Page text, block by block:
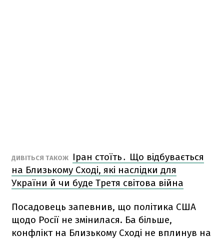
ДИВІТЬСЯ ТАКОЖ
Іран стоїть․ Що відбувається
на Близькому Сході, які наслідки для
України й чи буде Третя світова війна
Посадовець запевнив, що політика США
щодо Росії не змінилася. Ба більше,
конфлікт на Близькому Сході не вплинув на